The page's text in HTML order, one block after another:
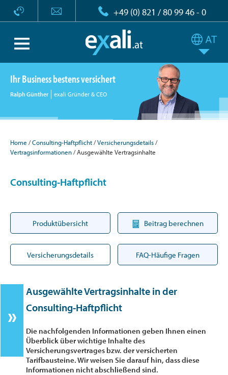
+49 (0) 821 / 80 99 46 - 0
Ihr Business bestens versichert
Ralph Günther exali Gründer & CEO
Home Consulting-Haftpflicht
Versicherungsdetails
Vertragsinformationen
Ausgewählte Vertragsinhalte
Consulting-Haftpflicht
Produktübersicht Beitrag berechnen
Versicherungsdetails FAQ-Häufige Fragen
Ausgewählte Vertragsinhalte in der
Consulting-Haftpflicht
Die nachfolgenden Informationen geben Ihnen einen
Überblick über wichtige Inhalte des
Versicherungsvertrages bzw. der versicherten
Tarifbausteine. Wir weisen Sie darauf hin, dass diese
Informationen nicht abschließend sind.